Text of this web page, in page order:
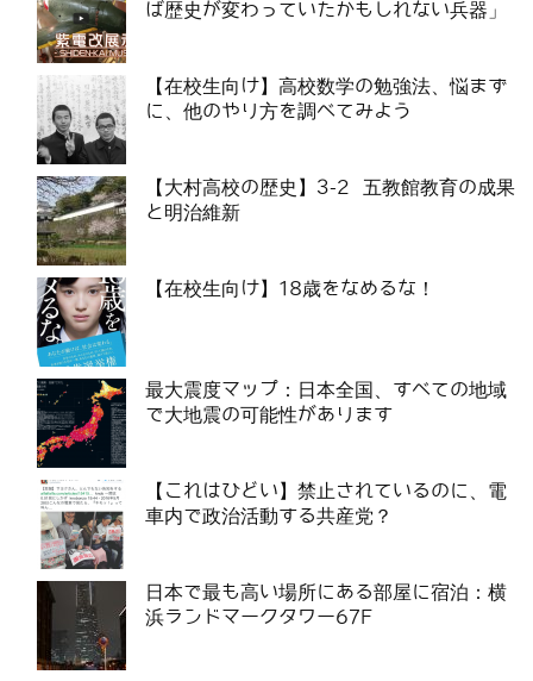
ば歴史が変わっていたかもしれない兵器」
【在校生向け】高校数学の勉強法、悩まず
に、他のやり方を調べてみよう
【大村高校の歴史】3-2 五教館教育の成果
と明治維新
【在校生向け】18歳をなめるな！
最大震度マップ：日本全国、すべての地域
で大地震の可能性があります
【これはひどい】禁止されているのに、電
車内で政治活動する共産党？
日本で最も高い場所にある部屋に宿泊：横
浜ランドマークタワー67F